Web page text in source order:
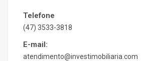
Telefone
(47) 3533-3818
E-mail:
atendimento@investimobiliaria.com